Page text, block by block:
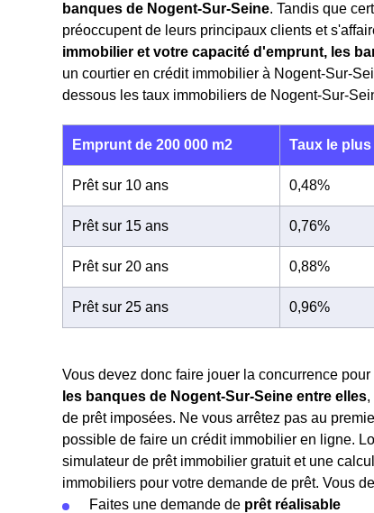
banques de Nogent-Sur-Seine. Tandis que
préoccupent de leurs principaux clients et
immobilier et votre capacité d'emprunt, les
un courtier en crédit immobilier à Nogent-Sur-
dessous les taux immobiliers de Nogent-Sur-
Emprunt de 200 000 m2 Taux le
Prêt sur 10 ans 0,48%
Prêt sur 15 ans 0,76%
Prêt sur 20 ans 0,88%
Prêt sur 25 ans 0,96%
Vous devez donc faire jouer la concurrence
les banques de Nogent-Sur-Seine entre elles,
de prêt imposées. Ne vous arrêtez pas au
possible de faire un crédit immobilier en ligne.
simulateur de prêt immobilier gratuit et une
immobiliers pour votre demande de prêt. Vous
Faites une demande de prêt réalisable